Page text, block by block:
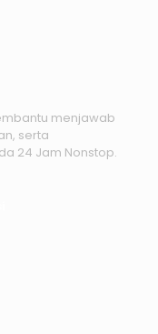
menjawab
serta
24 Jam Nonstop.